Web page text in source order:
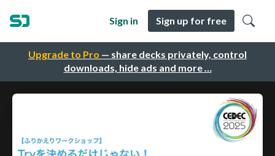
Upgrade to Pro — share decks privately, control
downloads, hide ads and more …
Sign in Sign up for free